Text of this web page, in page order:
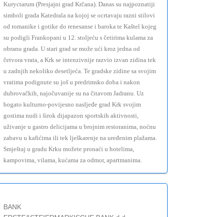
Kuryctarum (Presjajni grad Krčana). Danas su najpoznatiji
simboli grada Katedrala na kojoj se ocrtavaju razni stilovi
od romanike i gotike do renesanse i baroka te Kaštel kojeg
su podigli Frankopani u 12. stoljeću s četirima kulama za
obranu grada. U stari grad se može ući kroz jedna od
četvora vrata, a Krk se intenzivnije razvio izvan zidina tek
u zadnjih nekoliko desetljeća. Te gradske zidine sa svojim
vratima podignute su još u predrimsko doba i nakon
dubrovačkih, najočuvanije su na čitavom Jadranu. Uz
bogato kulturno-povijesno nasljeđe grad Krk svojim
gostima nudi i širok dijapazon sportskih aktivnosti,
uživanje u gastro delicijama u brojnim restoranima, noćnu
zabavu u kafićima ili tek lješkarenje na uređenim plažama.
Smještaj u gradu Krku možete pronaći u hotelima,
kampovima, vilama, kućama za odmor, apartmanima.
BANK